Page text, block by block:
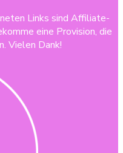
Links sind Affiliate-
eine Provision, die
Vielen Dank!